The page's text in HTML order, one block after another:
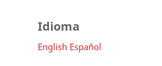
Idioma
English Español